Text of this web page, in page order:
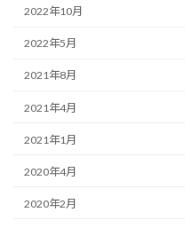
2022年10月
2022年5月
2021年8月
2021年4月
2021年1月
2020年4月
2020年2月